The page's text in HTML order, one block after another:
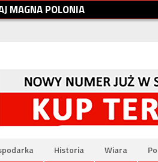
JMAGNAPOLONIA
Historia Wiara